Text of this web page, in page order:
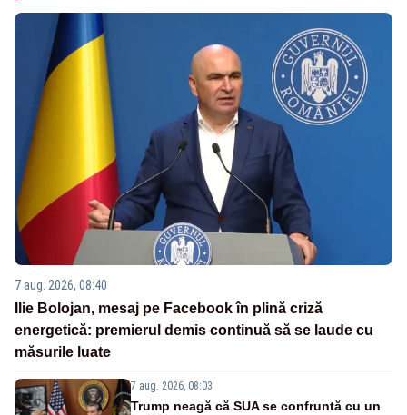
7 aug. 2026, 08:40
Ilie Bolojan, mesaj pe Facebook în plină criză
energetică: premierul demis continuă să se laude cu
măsurile luate
7 aug. 2026, 08:03
Trump neagă că SUA se confruntă cu un